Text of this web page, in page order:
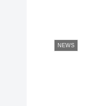
NEWS